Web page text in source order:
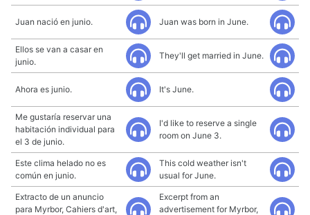
Juan nació en junio. Juan was born in June.
Ellos se van a casar en
junio.
They'll get married in June.
Ahora es junio. It's June.
Me gustaría reservar una
habitación individual para
el 3 de junio.
I'd like to reserve a single
room on June 3.
Este clima helado no es
común en junio.
This cold weather isn't
usual for June.
Extracto de un anuncio
para Myrbor, Cahiers d'art,
Excerpt from an
advertisement for Myrbor,